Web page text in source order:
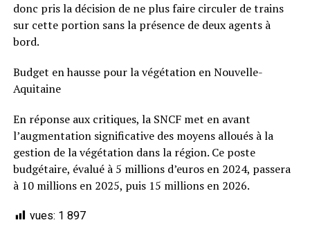
donc pris la décision de ne plus faire circuler de trains
sur cette portion sans la présence de deux agents à
bord.
Budget en hausse pour la végétation en Nouvelle-
Aquitaine
En réponse aux critiques, la SNCF met en avant
l’augmentation significative des moyens alloués à la
gestion de la végétation dans la région. Ce poste
budgétaire, évalué à 5 millions d’euros en 2024, passera
à 10 millions en 2025, puis 15 millions en 2026.
vues: 1 897